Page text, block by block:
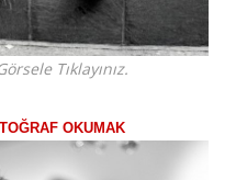
Tıklayınız.
OKUMAK